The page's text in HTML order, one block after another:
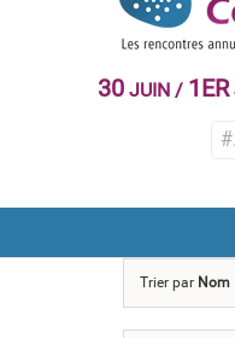
30JUIN / 1ER
Trier par Nom